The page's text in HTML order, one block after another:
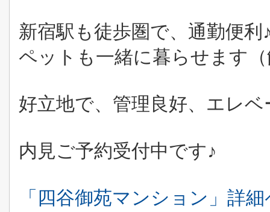
新宿駅も徒歩圏で、通勤便利
ペットも一緒に暮らせます
好立地で、管理良好、エレベ
内見ご予約受付中です♪
「四谷御苑マンション」詳